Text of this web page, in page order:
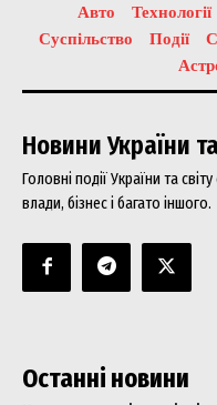
Авто Технології
Суспільство
Події
Новини України
Головні події України та
влади, бізнес і багато іншого.
Останні новини